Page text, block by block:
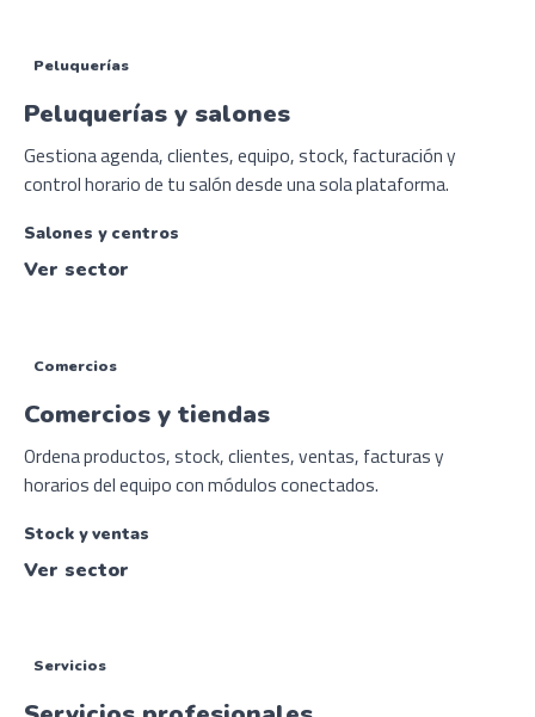
Peluquerías
Peluquerías y salones
Gestiona agenda, clientes, equipo, stock, facturación y
control horario de tu salón desde una sola plataforma.
Salones y centros
Ver sector
Comercios
Comercios y tiendas
Ordena productos, stock, clientes, ventas, facturas y
horarios del equipo con módulos conectados.
Stock y ventas
Ver sector
Servicios